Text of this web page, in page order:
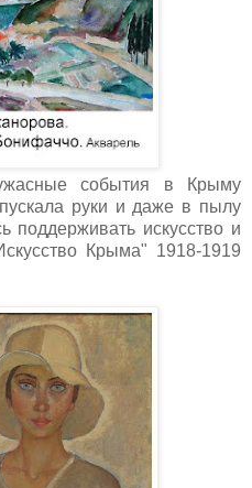
события в Крыму
руки и даже в пылу
поддерживать искусство и
Крыма" 1918-1919